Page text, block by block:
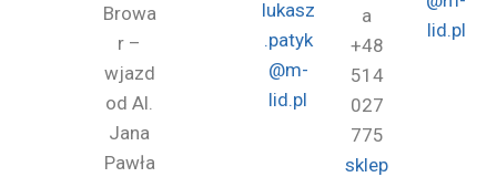
Browa
r –
wjazd
od Al.
Jana
Pawła
lukasz
.patyk
@m-
lid.pl
a
+48
514
027
775
sklep
lid.pl